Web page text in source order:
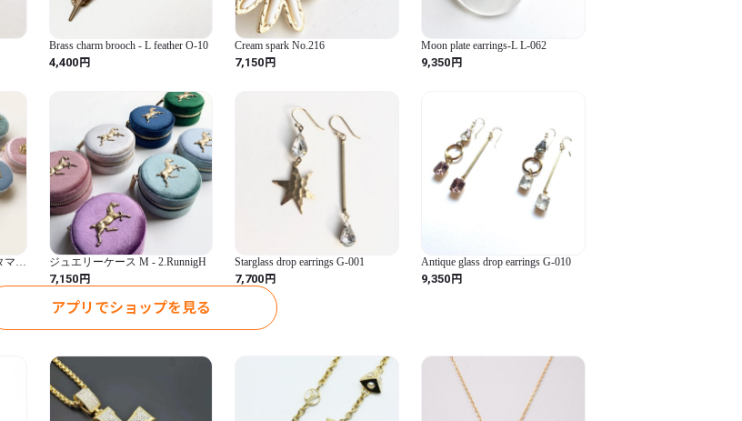
● アトリエの実店舗でも販売しております。万一入れ違いで売切れ場
合は、メールにてご連絡させていただきます。大変恐縮ですが、1点
ものや数量限定のお品のため、何卒ご了承頂けますようお願いいたし
ます。
● ご購入後1週間保証サービス
（商品の素材がお肌に合わない場合や、不具合があった場合は返品・
交換させていただきます）
● ご不明な点などございましたら、どうぞお気軽にお問い合わせくだ
Brass charm brooch - L feather O-10
4,400円
Cream spark No.216
7,150円
Moon plate earrings-L L-062
9,350円
イ
ジュエリーケース M - 2.RunnigH
7,150円
Starglass drop earrings G-001
7,700円
Antique glass drop earrings G-010
9,350円
アプリでショップを見る